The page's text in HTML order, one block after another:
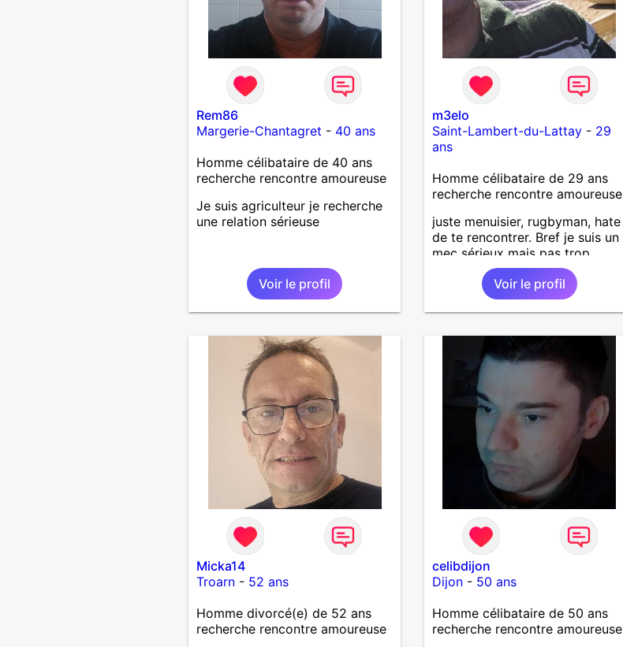
Rem86
Margerie-Chantagret - 40 ans
Homme célibataire de 40 ans
recherche rencontre amoureuse
Je suis agriculteur je recherche
une relation sérieuse
Voir le profil
m3elo
Saint-Lambert-du-Lattay- 29
ans
Homme célibataire de 29 ans
recherche rencontre amoureuse
juste menuisier, rugbyman, hate
de te rencontrer. Bref je suis un
mec sérieux mais pas trop,
bosseur, qui aime la convivialité
et la simplicité ! Recherche une
relation sérieuse.
Voir le profil
Micka14
Troarn- 52 ans
Homme divorcé(e) de 52 ans
recherche rencontre amoureuse
celibdijon
Dijon- 50 ans
Homme célibataire de 50 ans
recherche rencontre amoureuse